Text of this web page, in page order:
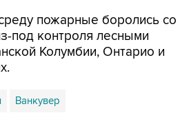
пожарные боролись со
под контроля лесными
Колумбии, Онтарио и
Ванкувер